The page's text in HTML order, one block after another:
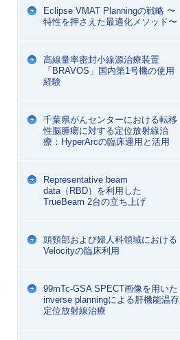
Eclipse VMAT Planningの戦略 〜
特性を押さえた最適化メソッド〜
高線量率密封小線源治療装置
「BRAVOS」国内第1号機の使用
経験
千葉県がんセンターにおける転移
性脳腫瘍に対する定位放射線治
療：HyperArcの臨床運用と活用
Representative beam
data（RBD）を利用した
TrueBeam 2台の立ち上げ
頭頸部および婦人科領域における
Velocityの臨床利用
99mTc-GSA SPECT画像を用いた
inverse planningによる肝機能温存
定位放射線治療